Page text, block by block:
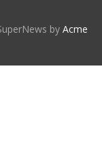
byAcme